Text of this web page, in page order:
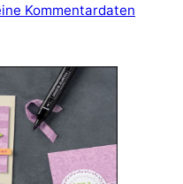
Kommentardaten